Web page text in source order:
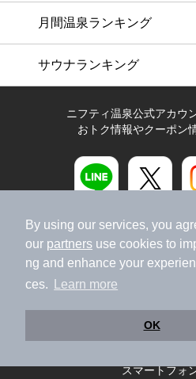
By using our services, you
our partners use cookies to
ng and enhance your
ces.
Learn more
OK
月間温泉ランキング
サウナランキング
ニフティ温泉公式アカウ
おトク情報やクーポン
ニフティ温泉アプリ
地図から温泉検索！お得
今すぐダウンロード！
施設データの新規追加や修正依頼も
スマートフォ